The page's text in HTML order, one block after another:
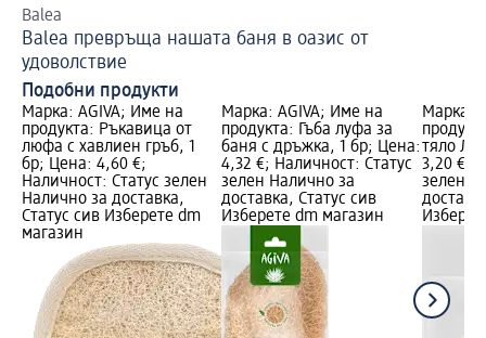
Balea
Balea превръща нашата баня в оазис от
удоволствие
Подобни продукти
Марка: AGIVA; Име на
продукта: Ръкавица от
люфа с хавлиен гръб, 1
бр; Цена: 4,60 €;
Наличност: Статус зелен
Налично за доставка,
Статус сив Изберете dm
магазин
Марка: AGIVA; Име на
продукта: Гъба луфа за
баня с дръжка, 1 бр; Цена:
4,32 €; Наличност: Статус
зелен Налично за
доставка, Статус сив
Изберете dm магазин
Марка:
тяло
3,20 €;
зелен